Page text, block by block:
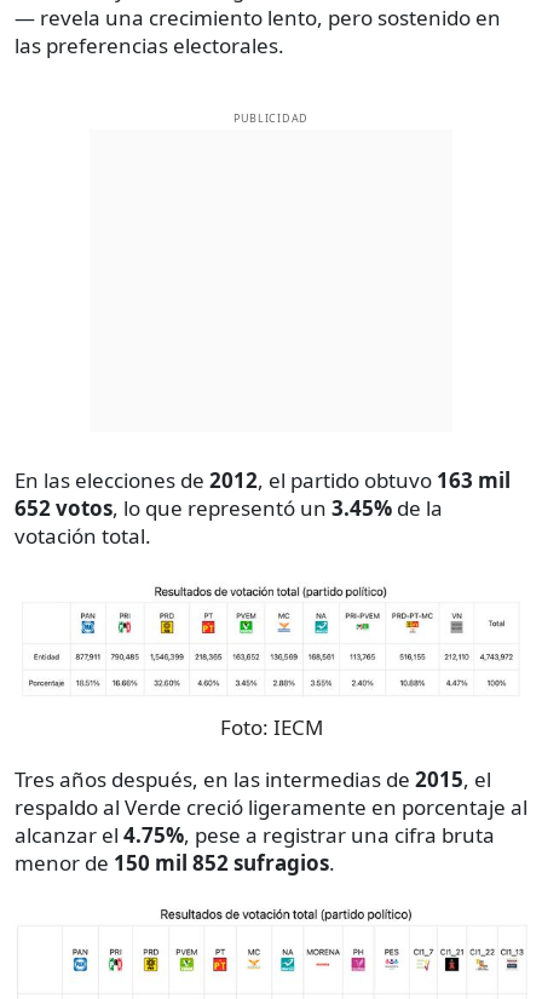
— revela una crecimiento lento, pero sostenido en
las preferencias electorales.
PUBLICIDAD
En las elecciones de 2012, el partido obtuvo 163 mil
652 votos, lo que representó un 3.45% de la
votación total.
Foto: IECM
Tres años después, en las intermedias de 2015, el
respaldo al Verde creció ligeramente en porcentaje al
alcanzar el 4.75%, pese a registrar una cifra bruta
menor de 150 mil 852 sufragios.